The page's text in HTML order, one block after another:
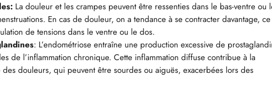
La douleur et les crampes peuvent être ressenties dans le bas-ventre ou
En cas de douleur, on a tendance à se contracter davantage,
de tensions dans le ventre ou le dos.
: L’endométriose entraîne une production excessive de
de l’inflammation chronique. Cette inflammation diffuse contribue à la
des douleurs, qui peuvent être sourdes ou aiguës, exacerbées lors des